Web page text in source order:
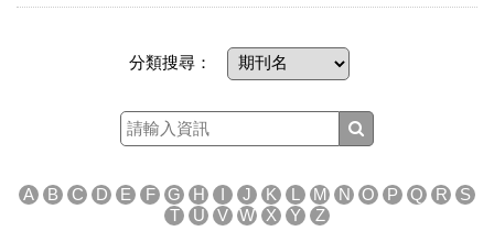
分類搜尋：
A B C D E F G H I J K L M N O P Q R
S
T
U V W X Y Z